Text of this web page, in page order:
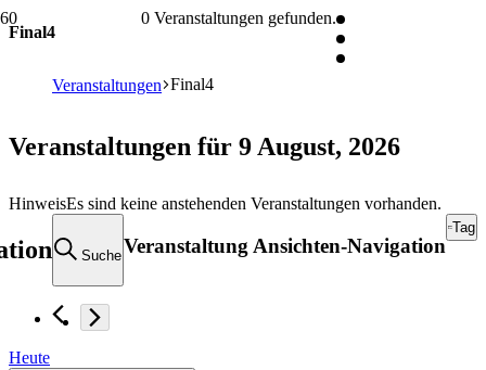
0 Veranstaltungen gefunden.
Final4
Veranstaltungen Final4
Veranstaltungen für 9 August, 2026
HinweisEs sind keine anstehenden Veranstaltungen vorhanden.
SucheVeranstaltung Ansichten-Navigation
Tag
Heute